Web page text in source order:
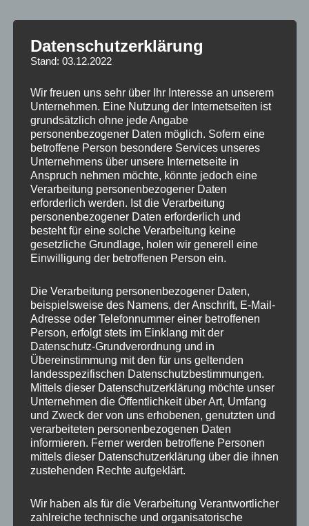
Rezensionen (0)
Gewicht 0,04 kg
Material Kunstoff
Grundfarbe Schwarz
Innendurchmesser 66,9 mm
Aussendurchmesser 73,1 mm
4x Zentrierringe 56,1 –
54,1 mm Kunststoff
6,00€ *
Bewertet
mit
0
4x Zentrierringe 63,4 –
54,1 mm Kunststoff
6,00
Bewertet
mit
0
Datenschutzerklärung
Stand: 03.12.2022
Wir freuen uns sehr über Ihr Interesse an unserem
Unternehmen. Eine Nutzung der Internetseiten ist
grundsätzlich ohne jede Angabe
personenbezogener Daten möglich. Sofern eine
betroffene Person besondere Services unseres
Unternehmens über unsere Internetseite in
Anspruch nehmen möchte, könnte jedoch eine
Verarbeitung personenbezogener Daten
erforderlich werden. Ist die Verarbeitung
personenbezogener Daten erforderlich und
besteht für eine solche Verarbeitung keine
gesetzliche Grundlage, holen wir generell eine
Einwilligung der betroffenen Person ein.
Die Verarbeitung personenbezogener Daten,
beispielsweise des Namens, der Anschrift, E-Mail-
Adresse oder Telefonnummer einer betroffenen
Person, erfolgt stets im Einklang mit der
Datenschutz-Grundverordnung und in
Übereinstimmung mit den für uns geltenden
landesspezifischen Datenschutzbestimmungen.
Mittels dieser Datenschutzerklärung möchte unser
Unternehmen die Öffentlichkeit über Art, Umfang
und Zweck der von uns erhobenen, genutzten und
verarbeiteten personenbezogenen Daten
informieren. Ferner werden betroffene Personen
mittels dieser Datenschutzerklärung über die ihnen
zustehenden Rechte aufgeklärt.
Wir haben als für die Verarbeitung Verantwortlicher
zahlreiche technische und organisatorische